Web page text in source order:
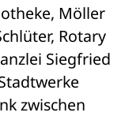
Möller
Rotary
Siegfried
zwischen